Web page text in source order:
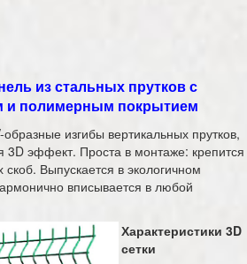
из стальных прутков с
полимерным покрытием
изгибы вертикальных прутков,
3D эффект. Проста в монтаже: крепится
Выпускается в экологичном
вписывается в любой
Характеристики 3D
сетки